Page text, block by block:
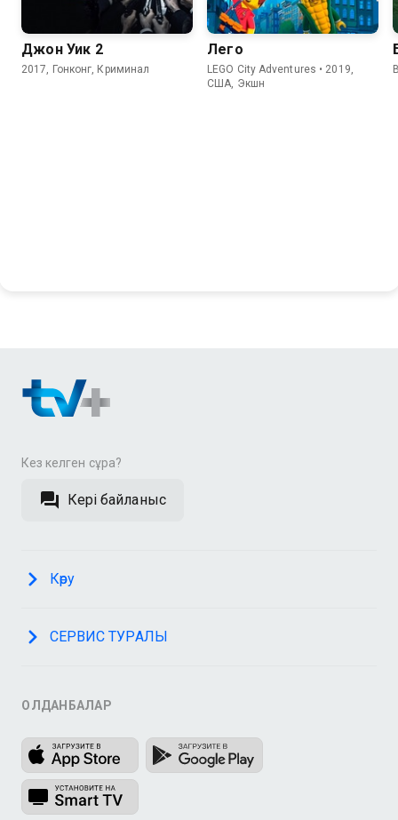
Джон Уик 2
2017, Гонконг, Криминал
Лего
LEGO City Adventures • 2019,
США, Экшн
Кез келген сұрақ?
Кері байланыс
Көру
СЕРВИС ТУРАЛЫ
ҚОЛДАНБАЛАР